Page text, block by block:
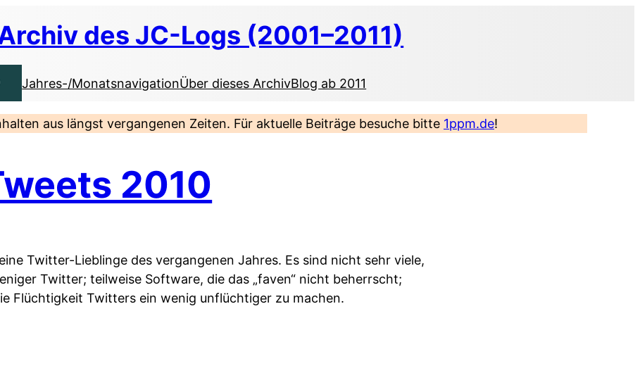
des JC-Logs (2001–2011)
Jahres-/MonatsnavigationÜber dieses ArchivBlog ab 2011
aus längst vergangenen Zeiten. Für aktuelle Beiträge besuche bitte 1ppm.de!
2010
Twitter-Lieblinge des vergangenen Jahres. Es sind nicht sehr viele,
Twitter; teilweise Software, die das „faven“ nicht beherrscht;
Flüchtigkeit Twitters ein wenig unflüchtiger zu machen.